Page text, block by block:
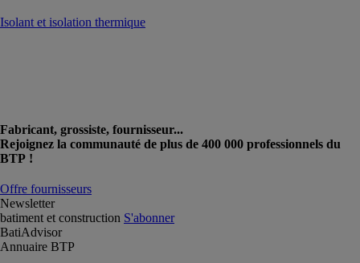
Isolant et isolation thermique
Fabricant, grossiste, fournisseur...
Rejoignez la communauté de plus de 400 000 professionnels du
BTP !
Offre fournisseurs
Newsletter
batiment et construction S'abonner
BatiAdvisor
Annuaire BTP